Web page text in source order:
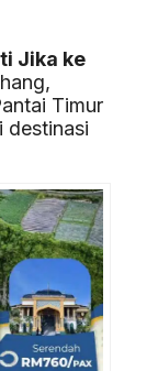
Jika ke
Timur
destinasi